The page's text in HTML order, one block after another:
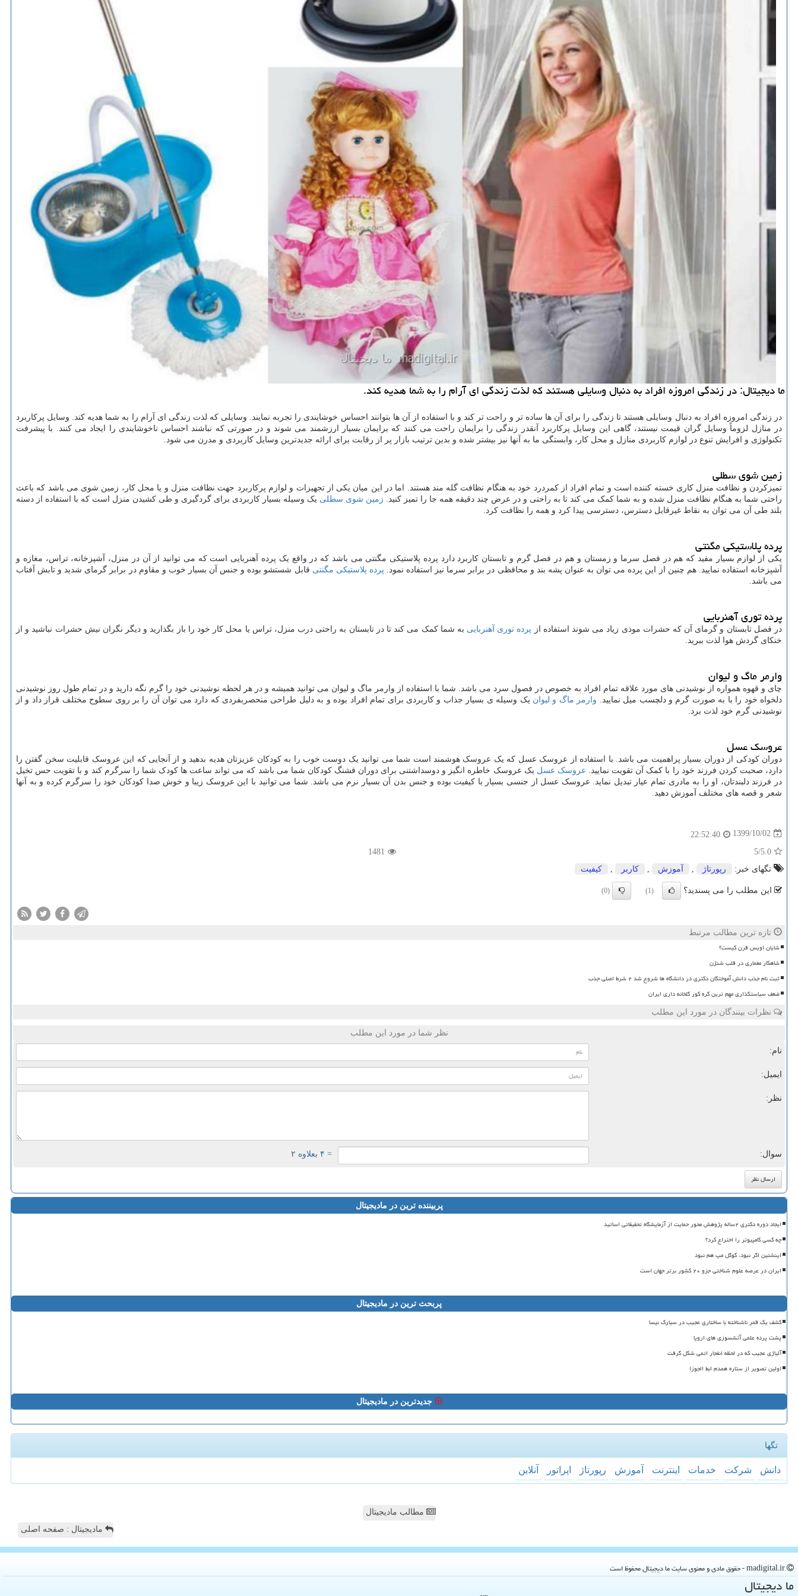
ما دیجیتال: در زندگی امروزه افراد به دنبال وسایلی هستند كه لذت زندگی ای آرام را به شما هدیه كند.
در زندگی امروزه افراد به دنبال وسایلی هستند تا زندگی را برای آن ها ساده تر و راحت تر کند و با استفاده از آن ها بتوانند احساس خوشایندی را تجربه نمایند. وسایلی که لذت زندگی ای آرام را به شما هدیه کند. وسایل پرکاربرد
در منازل لزوماً وسایل گران قیمت نیستند، گاهی این وسایل پرکاربرد آنقدر زندگی را برایمان راحت می کنند که برایمان بسیار ارزشمند می شوند و در صورتی که نباشند احساس ناخوشایندی را ایجاد می کنند. با پیشرفت
تکنولوژی و افرایش تنوع در لوازم کاربردی منازل و محل کار، وابستگی ما به آنها نیز بیشتر شده و بدین ترتیب بازار پر از رقابت برای ارائه جدیدترین وسایل کاربردی و مدرن می شود.
زمین شوی سطلی
تمیزکردن و نظافت منزل کاری خسته کننده است و تمام افراد از کمردرد خود به هنگام نظافت گله مند هستند. اما در این میان یکی از تجهیزات و لوازم پرکاربرد جهت نظافت منزل و یا محل کار، زمین شوی می باشد که باعث
راحتی شما به هنگام نظافت منزل شده و به شما کمک می کند تا به راحتی و در عرض چند دقیقه همه جا را تمیز کنید. زمین شوی سطلی یک وسیله بسیار کاربردی برای گردگیری و طی کشیدن منزل است که با استفاده از دسته
بلند طی آن می توان به نقاط غیرقابل دسترس، دسترسی پیدا کرد و همه را نظافت کرد.
پرده پلاستیکی مگنتی
یکی از لوازم بسیار مفید که هم در فصل سرما و زمستان و هم در فصل گرم و تابستان کاربرد دارد پرده پلاستیکی مگنتی می باشد که در واقع یک پرده آهنربایی است که می توانید از آن در منزل، آشپزخانه، تراس، مغازه و
آشپزخانه استفاده نمایید. هم چنین از این پرده می توان به عنوان پشه بند و محافظی در برابر سرما نیز استفاده نمود. پرده پلاستیکی مگنتی قابل شستشو بوده و جنس آن بسیار خوب و مقاوم در برابر گرمای شدید و تابش آفتاب
می باشد.
پرده توری آهنربایی
در فصل تابستان و گرمای آن که حشرات موذی زیاد می شوند استفاده از پرده توری آهنربایی به شما کمک می کند تا در تابستان به راحتی درب منزل، تراس یا محل کار خود را باز بگذارید و دیگر نگران نیش حشرات نباشید و از
خنکای گردش هوا لذت ببرید.
وارمر ماگ و لیوان
چای و قهوه همواره از نوشیدنی های مورد علاقه تمام افراد به خصوص در فصول سرد می باشد. شما با استفاده از وارمر ماگ و لیوان می توانید همیشه و در هر لحظه نوشیدنی خود را گرم نگه دارید و در تمام طول روز نوشیدنی
دلخواه خود را با به صورت گرم و دلچسب میل نمایید. وارمر ماگ و لیوان یک وسیله ی بسیار جذاب و کاربردی برای تمام افراد بوده و به دلیل طراحی منحصربفردی که دارد می توان آن را بر روی سطوح مختلف قرار داد و از
نوشیدنی گرم خود لذت برد.
عروسک عسل
دوران کودکی از دوران بسیار پراهمیت می باشد. با استفاده از عروسک عسل که یک عروسک هوشمند است شما می توانید یک دوست خوب را به کودکان عزیزتان هدیه بدهید و از آنجایی که این عروسک قابلیت سخن گفتن را
دارد، صحبت کردن فرزند خود را با کمک آن تقویت نمایید. عروسک عسل یک عروسک خاطره انگیز و دوسداشتنی برای دوران قشنگ کودکان شما می باشد که می تواند ساعت ها کودک شما را سرگرم کند و با تقویت حس تخیل
در فرزند دلبندتان، او را به مادری تمام عیار تبدیل نماید. عروسک عسل از جنسی بسیار با کیفیت بوده و جنس بدن آن بسیار نرم می باشد. شما می توانید با این عروسک زیبا و خوش صدا کودکان خود را سرگرم کرده و به آنها
شعر و قصه های مختلف آموزش دهید.
1399/10/02
22:52:40
5.0
/5
1481
تگهای خبر:
رپورتاژ آموزش كاربر كیفیت
این مطلب را می پسندید؟ (1)
(0)
تازه ترین مطالب مرتبط
شایان اویس قرن کیست؟
شاهکار معماری در قلب شنژن
ثبت نام جذب دانش آموختگان دکتری در دانشگاه ها شروع شد ۲ شرط اصلی جذب
ضعف سیاستگذاری مهم ترین گره کور گلخانه داری ایران
نظرات بینندگان در مورد این مطلب
نظر شما در مورد این مطلب
نام:
ایمیل:
نظر:
سوال: = ۴ بعلاوه ۲
پربیننده ترین در مادیجیتال
ایجاد دوره دکتری ۲ساله پژوهش محور حمایت از آزمایشگاه تحقیقاتی اساتید
چه کسی کامپیوتر را اختراع کرد؟
اینشتین اگر نبود، گوگل مپ هم نبود
ایران در عرصه علوم شناختی جزو ۲۰ کشور برتر جهان است
پربحث ترین در مادیجیتال
کشف یک قمر ناشناخته با ساختاری عجیب در سیارک نیسا
پشت پرده علمی آتشسوزی های اروپا
آلیاژی عجیب که در لحظه انفجار اتمی شکل گرفت
اولین تصویر از ستاره همدم ابط الجوزا
جدیدترین در مادیجیتال
تگها
دانش شركت خدمات اینترنت آموزش رپورتاژ اپراتور آنلاین
مطالب مادیجیتال
مادیجیتال : صفحه اصلی
ما دیجیتال